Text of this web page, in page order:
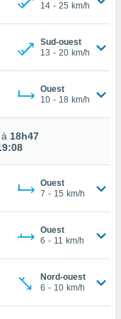
14 - 25 km/h
Sud-ouest
13 - 20 km/h
Ouest
10 - 18 km/h
18h47
Ouest
7 - 15 km/h
Ouest
6 - 11 km/h
Nord-ouest
6 - 10 km/h